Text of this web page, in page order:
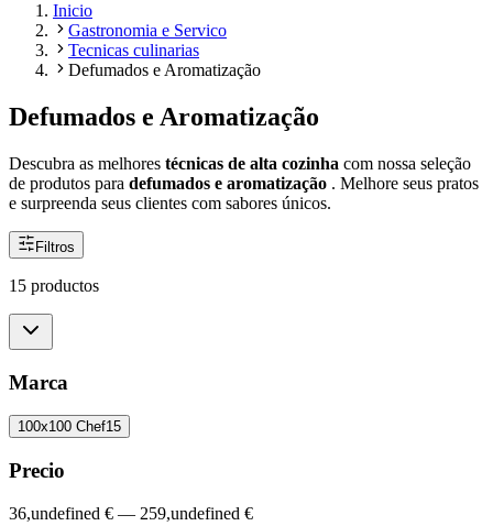
Inicio
Gastronomia e Servico
Tecnicas culinarias
Defumados e Aromatização
Defumados e Aromatização
Descubra as melhores técnicas de alta cozinha com nossa seleção
de produtos para defumados e aromatização . Melhore seus pratos
e surpreenda seus clientes com sabores únicos.
Filtros
15 productos
Marca
100x100 Chef15
Precio
36,undefined € — 259,undefined €